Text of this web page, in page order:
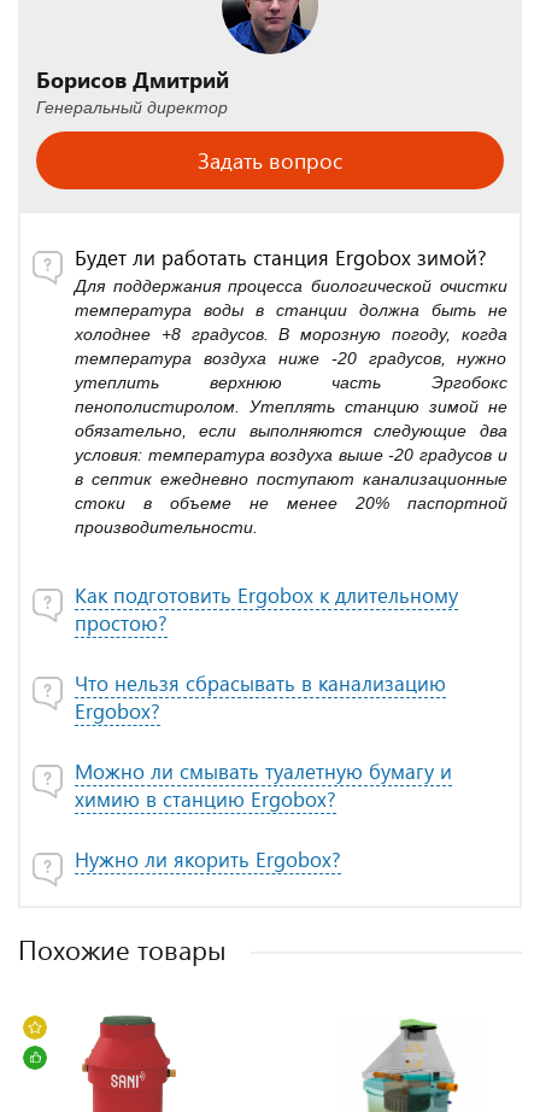
Борисов Дмитрий
Генеральный директор
Задать вопрос
Будет ли работать станция Ergobox зимой?
Для поддержания процесса биологической очистки
температура воды в станции должна быть не
холоднее +8 градусов. В морозную погоду, когда
температура воздуха ниже -20 градусов, нужно
утеплить верхнюю часть Эргобокс
пенополистиролом. Утеплять станцию зимой не
обязательно, если выполняются следующие два
условия: температура воздуха выше -20 градусов и
в септик ежедневно поступают канализационные
стоки в объеме не менее 20% паспортной
производительности.
Как подготовить Ergobox к длительному
простою?
Что нельзя сбрасывать в канализацию
Ergobox?
Можно ли смывать туалетную бумагу и
химию в станцию Ergobox?
Нужно ли якорить Ergobox?
Похожие товары